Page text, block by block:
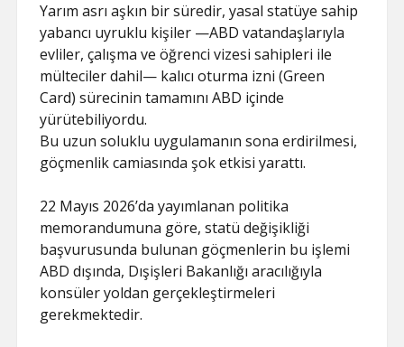
Yarım asrı aşkın bir süredir, yasal statüye sahip
yabancı uyruklu kişiler —ABD vatandaşlarıyla
evliler, çalışma ve öğrenci vizesi sahipleri ile
mülteciler dahil— kalıcı oturma izni (Green
Card) sürecinin tamamını ABD içinde
yürütebiliyordu.
Bu uzun soluklu uygulamanın sona erdirilmesi,
göçmenlik camiasında şok etkisi yarattı.
22 Mayıs 2026’da yayımlanan politika
memorandumuna göre, statü değişikliği
başvurusunda bulunan göçmenlerin bu işlemi
ABD dışında, Dışişleri Bakanlığı aracılığıyla
konsüler yoldan gerçekleştirmeleri
gerekmektedir.